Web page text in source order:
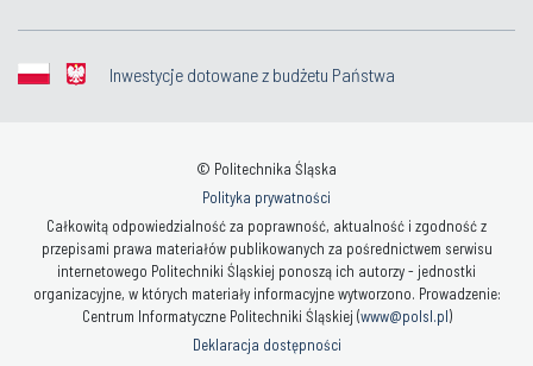
Inwestycje dotowane z budżetu Państwa
© Politechnika Śląska
Polityka prywatności
Całkowitą odpowiedzialność za poprawność, aktualność i zgodność z
przepisami prawa materiałów publikowanych za pośrednictwem serwisu
internetowego Politechniki Śląskiej ponoszą ich autorzy - jednostki
organizacyjne, w których materiały informacyjne wytworzono. Prowadzenie:
Centrum Informatyczne Politechniki Śląskiej (www@polsl.pl)
Deklaracja dostępności